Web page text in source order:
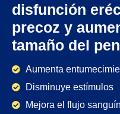
disfunción
precoz y
tamaño del
Aumenta
Disminuye estímulos
Mejora el flujo